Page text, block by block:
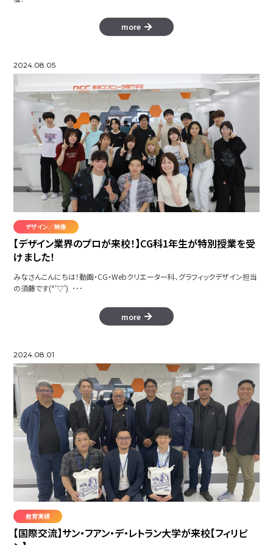
more
2024.08.05
デザイン／映像
【デザイン業界のプロが来校！】CG科1年生が特別授業を受
けました！
みなさんこんにちは！動画・CG・Webクリエーター科、グラフィックデザイン担当
の須藤です(*'▽') ･･･
more
2024.08.01
教育実績
【国際交流】サン・フアン・デ・レトラン大学が来校【フィリピ